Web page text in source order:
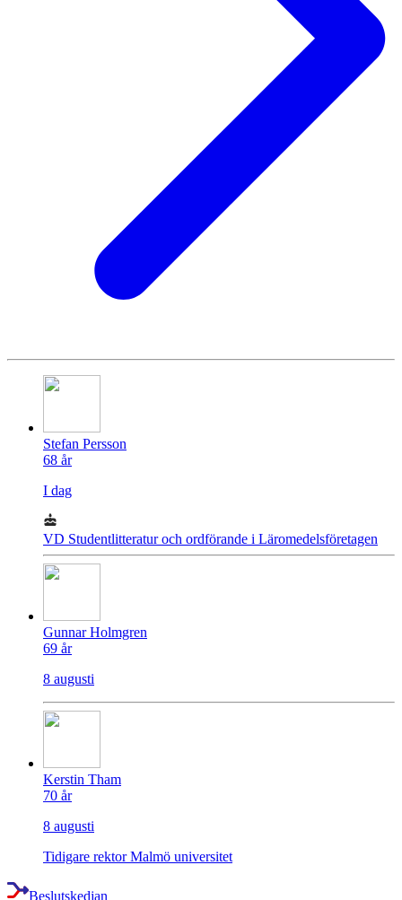
Stefan Persson
68 år
I dag
VD Studentlitteratur och ordförande i Läromedelsföretagen
Gunnar Holmgren
69 år
8 augusti
Kerstin Tham
70 år
8 augusti
Tidigare rektor Malmö universitet
Beslutskedjan